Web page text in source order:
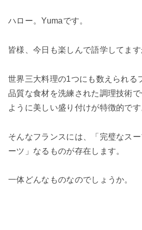
ハロー。Yumaです。
皆様、今日も楽しんで語学してま
世界三大料理の1つにも数えられる
品質な食材を洗練された調理技術
ように美しい盛り付けが特徴的です
そんなフランスには、「完璧なス
ーツ」なるものが存在します。
一体どんなものなのでしょうか。